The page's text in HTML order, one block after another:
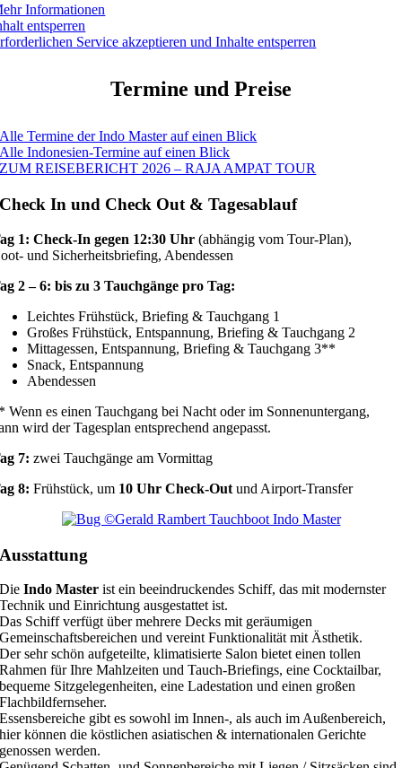
Informationen
entsperren
Service akzeptieren und Inhalte entsperren
Termine und Preise
Alle Termine der Indo Master auf einen Blick
Alle Indonesien-Termine auf einen Blick
ZUM REISEBERICHT 2026 – RAJA AMPAT TOUR
Check In und Check Out & Tagesablauf
1: Check-In gegen 12:30 Uhr (abhängig vom Tour-Plan),
und Sicherheitsbriefing, Abendessen
2 – 6: bis zu 3 Tauchgänge pro Tag:
Leichtes Frühstück, Briefing & Tauchgang 1
Großes Frühstück, Entspannung, Briefing & Tauchgang 2
Mittagessen, Entspannung, Briefing & Tauchgang 3**
Snack, Entspannung
Abendessen
Wenn es einen Tauchgang bei Nacht oder im Sonnenuntergang,
wird der Tagesplan entsprechend angepasst.
7: zwei Tauchgänge am Vormittag
8: Frühstück, um 10 Uhr Check-Out und Airport-Transfer
Ausstattung
DieIndo Master ist ein beeindruckendes Schiff, das mit modernster
Technik und Einrichtung ausgestattet ist.
Das Schiff verfügt über mehrere Decks mit geräumigen
Gemeinschaftsbereichen und vereint Funktionalität mit Ästhetik.
Der sehr schön aufgeteilte, klimatisierte Salon bietet einen tollen
Rahmen für Ihre Mahlzeiten und Tauch-Briefings, eine Cocktailbar,
bequeme Sitzgelegenheiten, eine Ladestation und einen großen
Flachbildfernseher.
Essensbereiche gibt es sowohl im Innen-, als auch im Außenbereich,
hier können die köstlichen asiatischen & internationalen Gerichte
genossen werden.